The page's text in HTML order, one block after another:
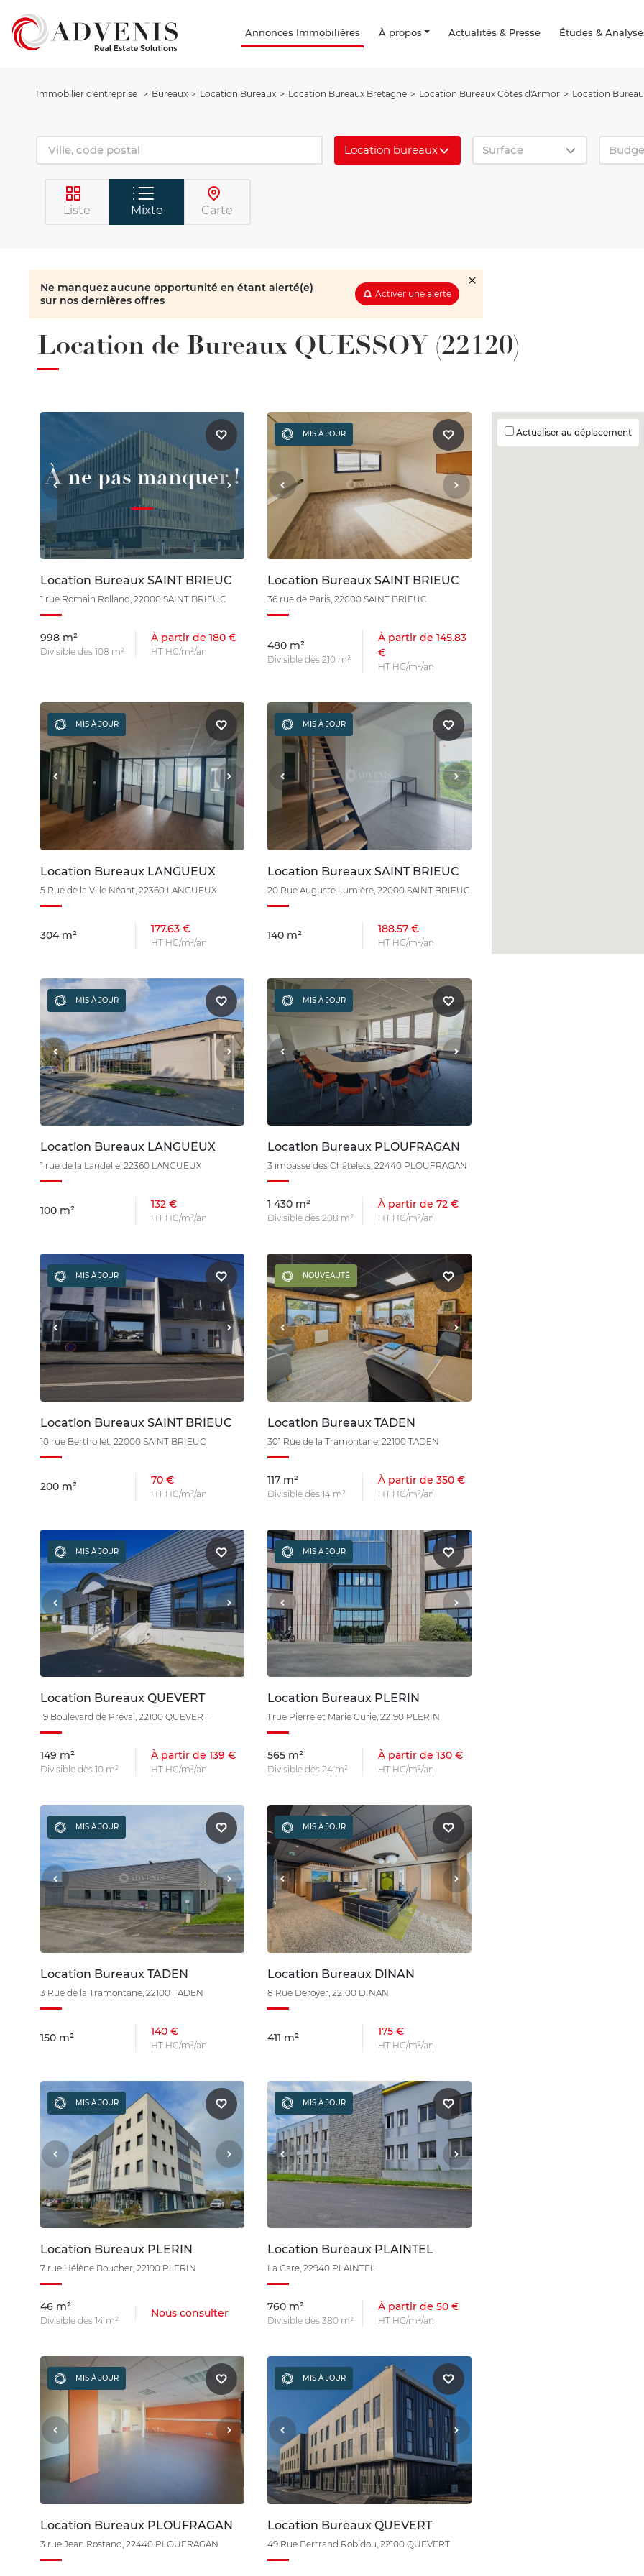
Annonces Immobilières À propos Actualités & Presse Études &
Immobilier d'entreprise Bureaux Location Bureaux Location Bureaux Bretagne Location Bureaux Côtes d'Armor Location
Location bureaux Surface
Liste Mixte Carte
Ne manquez aucune opportunité en étant alerté(e)
sur nos dernières offres
Activer une alerte
Location de Bureaux QUESSOY (22120)
À ne pas manquer !
Location Bureaux SAINT BRIEUC
1 rue Romain Rolland, 22000 SAINT BRIEUC
998 m²
Divisible dès 108 m²
À partir de 180 €
HT HC/m²/an
MIS À JOUR
Location Bureaux SAINT BRIEUC
36 rue de Paris, 22000 SAINT BRIEUC
480 m²
Divisible dès 210 m²
À partir de 145.83
€
HT HC/m²/an
MIS À JOUR
Location Bureaux LANGUEUX
5 Rue de la Ville Néant, 22360 LANGUEUX
304 m² 177.63 €
HT HC/m²/an
MIS À JOUR
Location Bureaux SAINT BRIEUC
20 Rue Auguste Lumière, 22000 SAINT BRIEUC
140 m² 188.57 €
HT HC/m²/an
MIS À JOUR
Location Bureaux LANGUEUX
1 rue de la Landelle, 22360 LANGUEUX
100 m² 132 €
HT HC/m²/an
MIS À JOUR
Location Bureaux PLOUFRAGAN
3 impasse des Châtelets, 22440 PLOUFRAGAN
1 430 m²
Divisible dès 208 m²
À partir de 72 €
HT HC/m²/an
MIS À JOUR
Location Bureaux SAINT BRIEUC
10 rue Berthollet, 22000 SAINT BRIEUC
200 m² 70 €
HT HC/m²/an
NOUVEAUTÉ
Location Bureaux TADEN
301 Rue de la Tramontane, 22100 TADEN
117 m²
Divisible dès 14 m²
À partir de 350 €
HT HC/m²/an
MIS À JOUR
Location Bureaux QUEVERT
19 Boulevard de Préval, 22100 QUEVERT
149 m²
Divisible dès 10 m²
À partir de 139 €
HT HC/m²/an
MIS À JOUR
Location Bureaux PLERIN
1 rue Pierre et Marie Curie, 22190 PLERIN
565 m²
Divisible dès 24 m²
À partir de 130 €
HT HC/m²/an
MIS À JOUR
Location Bureaux TADEN
3 Rue de la Tramontane, 22100 TADEN
150 m² 140 €
HT HC/m²/an
MIS À JOUR
Location Bureaux DINAN
8 Rue Deroyer, 22100 DINAN
411 m² 175 €
HT HC/m²/an
MIS À JOUR
Location Bureaux PLERIN
7 rue Hélène Boucher, 22190 PLERIN
46 m²
Divisible dès 14 m²
Nous consulter
MIS À JOUR
Location Bureaux PLAINTEL
La Gare, 22940 PLAINTEL
760 m²
Divisible dès 380 m²
À partir de 50 €
HT HC/m²/an
MIS À JOUR
Location Bureaux PLOUFRAGAN
3 rue Jean Rostand, 22440 PLOUFRAGAN
MIS À JOUR
Location Bureaux QUEVERT
49 Rue Bertrand Robidou, 22100 QUEVERT
Actualiser au déplacement